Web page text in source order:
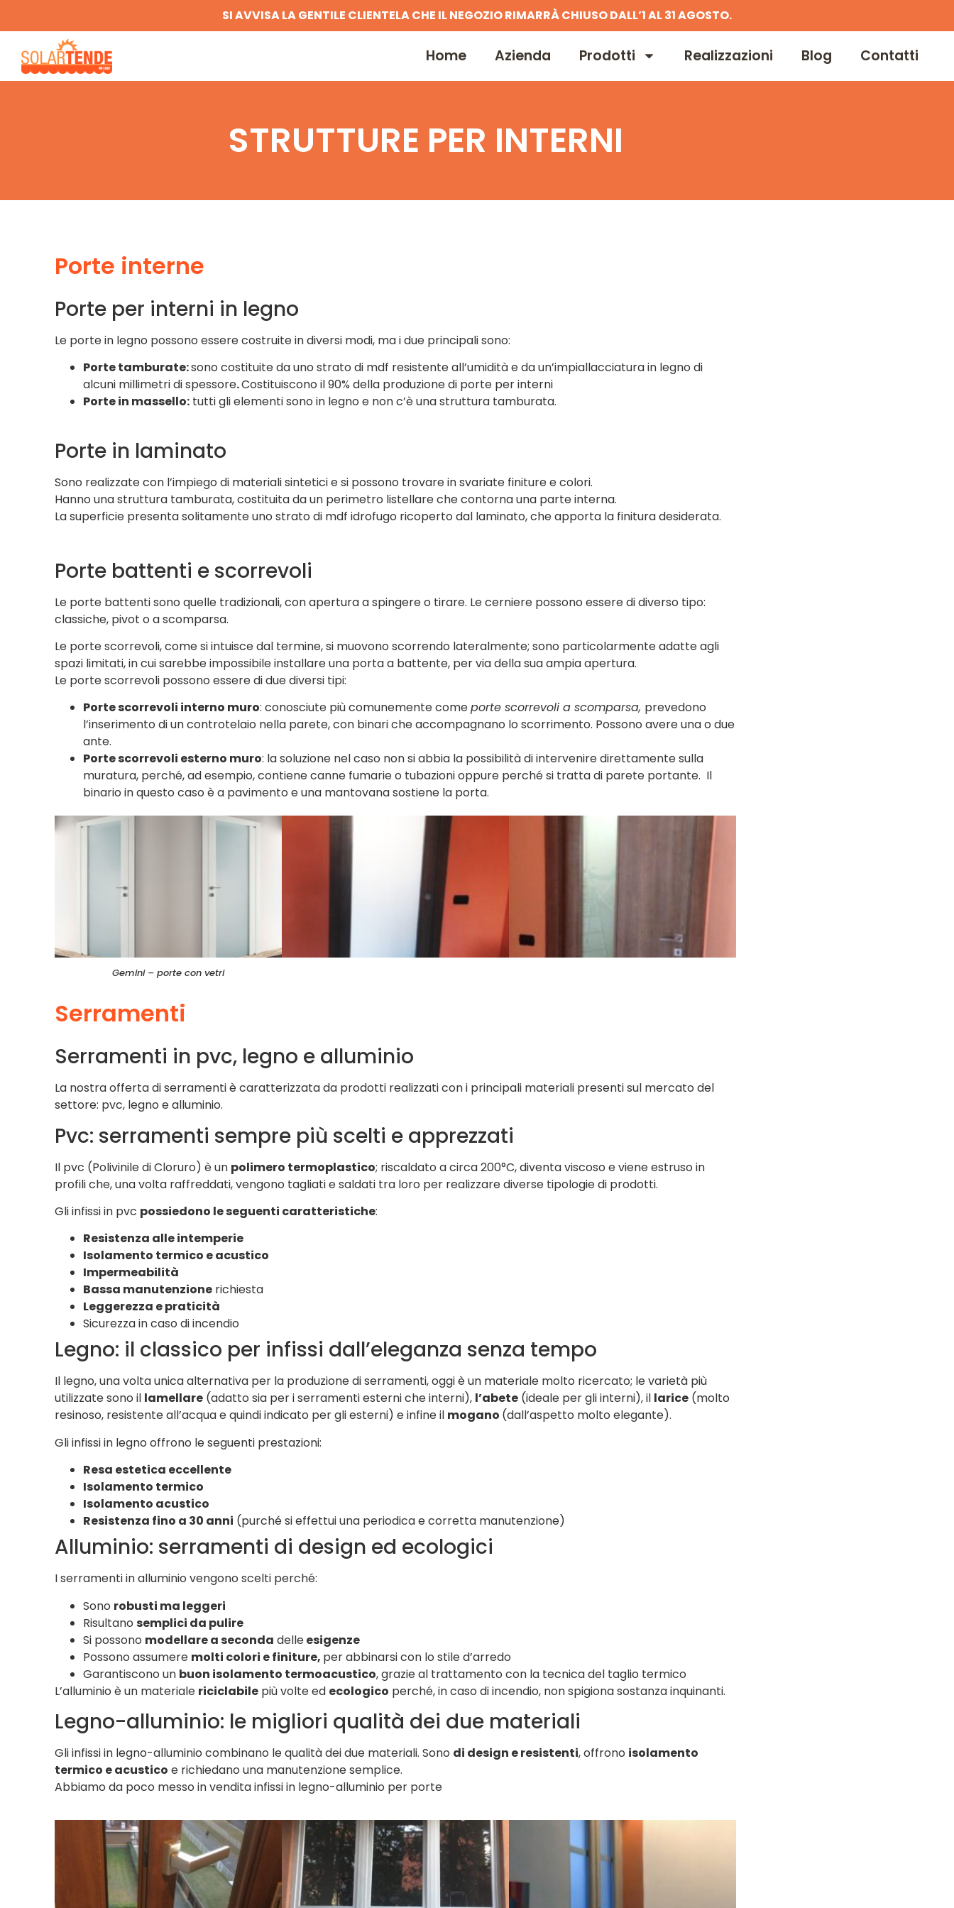
SI AVVISA LA GENTILE CLIENTELA CHE IL NEGOZIO RIMARRÀ CHIUSO DALL’1 AL 31 AGOSTO.
Home Azienda Prodotti Realizzazioni Blog Contatti
STRUTTURE PER INTERNI
Porte interne
Porte per interni in legno
Le porte in legno possono essere costruite in diversi modi, ma i due principali sono:
Porte tamburate:sono costituite da uno strato di mdf resistente all’umidità e da un’impiallacciatura in legno di
alcuni millimetri di spessore.Costituiscono il 90% della produzione di porte per interni
Porte in massello: tutti gli elementi sono in legno e non c’è una struttura tamburata.
Porte in laminato
Sono realizzate con l’impiego di materiali sintetici e si possono trovare in svariate finiture e colori.
Hanno una struttura tamburata, costituita da un perimetro listellare che contorna una parte interna.
La superficie presenta solitamente uno strato di mdf idrofugo ricoperto dal laminato, che apporta la finitura desiderata.
Porte battenti e scorrevoli
Le porte battenti sono quelle tradizionali, con apertura a spingere o tirare. Le cerniere possono essere di diverso tipo:
classiche, pivot o a scomparsa.
Le porte scorrevoli, come si intuisce dal termine, si muovono scorrendo lateralmente; sono particolarmente adatte agli
spazi limitati, in cui sarebbe impossibile installare una porta a battente, per via della sua ampia apertura.
Le porte scorrevoli possono essere di due diversi tipi:
Porte scorrevoli interno muro: conosciute più comunemente comeporte scorrevoli a scomparsa, prevedono
l’inserimento di un controtelaio nella parete, con binari che accompagnano lo scorrimento. Possono avere una o due
ante.
Porte scorrevoli esterno muro: la soluzione nel caso non si abbia la possibilità di intervenire direttamente sulla
muratura, perché, ad esempio, contiene canne fumarie o tubazioni oppure perché si tratta di parete portante. Il
binario in questo caso è a pavimento e una mantovana sostiene la porta.
Gemini – porte con vetri
Serramenti
Serramenti in pvc, legno e alluminio
La nostra offerta di serramenti è caratterizzata da prodotti realizzati con i principali materiali presenti sul mercato del
settore: pvc, legno e alluminio.
Pvc: serramenti sempre più scelti e apprezzati
Il pvc (Polivinile di Cloruro) è un polimero termoplastico; riscaldato a circa 200°C, diventa viscoso e viene estruso in
profili che, una volta raffreddati, vengono tagliati e saldati tra loro per realizzare diverse tipologie di prodotti.
Gli infissi in pvc possiedono le seguenti caratteristiche:
Resistenza alle intemperie
Isolamento termico e acustico
Impermeabilità
Bassa manutenzione richiesta
Leggerezza e praticità
Sicurezza in caso di incendio
Legno: il classico per infissi dall’eleganza senza tempo
Il legno, una volta unica alternativa per la produzione di serramenti, oggi è un materiale molto ricercato; le varietà più
utilizzate sono il lamellare (adatto sia per i serramenti esterni che interni), l’abete (ideale per gli interni), il larice (molto
resinoso, resistente all’acqua e quindi indicato per gli esterni) e infine il mogano (dall’aspetto molto elegante).
Gli infissi in legno offrono le seguenti prestazioni:
Resa estetica eccellente
Isolamento termico
Isolamento acustico
Resistenza fino a 30 anni (purché si effettui una periodica e corretta manutenzione)
Alluminio: serramenti di design ed ecologici
I serramenti in alluminio vengono scelti perché:
Sono robusti ma leggeri
Risultanosemplici da pulire
Si possono modellare a seconda delleesigenze
Possono assumere molti colori e finiture, per abbinarsi con lo stile d’arredo
Garantiscono un buon isolamento termoacustico, grazie al trattamento con la tecnica del taglio termico
L’alluminio è un materiale riciclabile più volte ed ecologico perché, in caso di incendio, non spigiona sostanza inquinanti.
Legno-alluminio: le migliori qualità dei due materiali
Gli infissi in legno-alluminio combinano le qualità dei due materiali. Sono di design e resistenti, offrono isolamento
termico e acustico e richiedano una manutenzione semplice.
Abbiamo da poco messo in vendita infissi in legno-alluminio per porte